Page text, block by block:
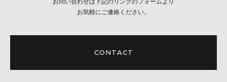
お問い合わせは下記のリンクのフォームより
お気軽にご連絡ください。
CONTACT